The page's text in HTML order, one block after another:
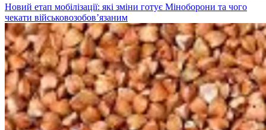
Новий етап мобілізації: які зміни готує Міноборони та чого
чекати військовозобов’язаним